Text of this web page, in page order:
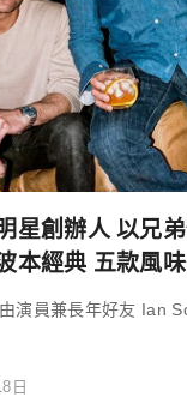
星創辦人 以兄
本經典 五款風
演員兼長年好友 Ian
日